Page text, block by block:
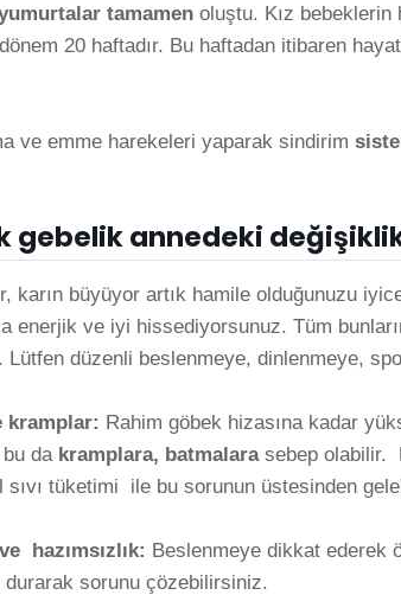
tamamen oluştu. Kız bebeklerin
20 haftadır. Bu haftadan itibaren
ve emme harekeleri yaparak sindirim
gebelik annedeki
karın büyüyor artık hamile olduğunuzu
enerjik ve iyi hissediyorsunuz. Tüm
Lütfen düzenli beslenmeye, dinlenmeye,
kramplar: Rahim göbek hizasına kadar
da kramplara, batmalara sebep olabilir.
sıvı tüketimi ile bu sorunun üstesinden
hazımsızlık: Beslenmeye dikkat ederek
durarak sorunu çözebilirsiniz.